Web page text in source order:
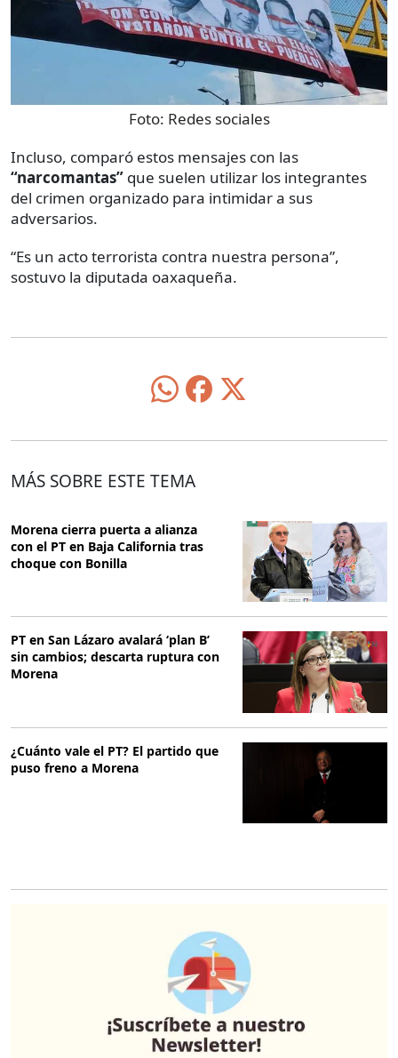
Foto: Redes sociales
Incluso, comparó estos mensajes con las
“narcomantas” que suelen utilizar los integrantes
del crimen organizado para intimidar a sus
adversarios.
“Es un acto terrorista contra nuestra persona”,
sostuvo la diputada oaxaqueña.
MÁS SOBRE ESTE TEMA
Morena cierra puerta a alianza
con el PT en Baja California tras
choque con Bonilla
PT en San Lázaro avalará ‘plan B’
sin cambios; descarta ruptura con
Morena
¿Cuánto vale el PT? El partido que
puso freno a Morena